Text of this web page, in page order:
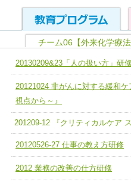
ユニット１ 医療人としての
全人的医療を実践する医療
ける
必要に応じて柔軟に医療チ
ユニット３ 多職種連携力
他職種の視点とスキルを学
チーム01【病院内横断的問
チーム02【地域医療連携推
宅患者等支援チーム】
チーム03【癌患者服薬サポ
チーム04【口腔ケアチーム
チーム06【外来化学療
20130209&23「人の扱い方」研
20121024 非がんに対する緩和
視点から～』
201209-12 『クリティカルケア
20120526-27 仕事の教え方研修
2012 業務の改善の仕方研修